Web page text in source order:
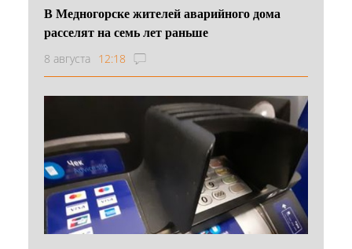
В Медногорске жителей аварийного дома
расселят на семь лет раньше
8 августа 12:18